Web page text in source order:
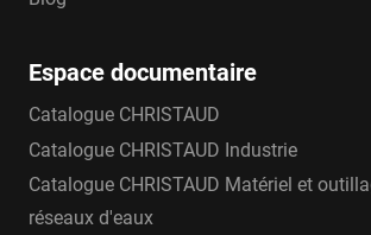
Espace documentaire
Catalogue CHRISTAUD
Catalogue CHRISTAUD Industrie
Catalogue CHRISTAUD Matériel et
réseaux d'eaux